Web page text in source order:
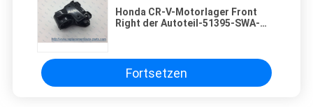
Honda CR-V-Motorlager Front
Right der Autoteil-51395-SWA-
Fortsetzen